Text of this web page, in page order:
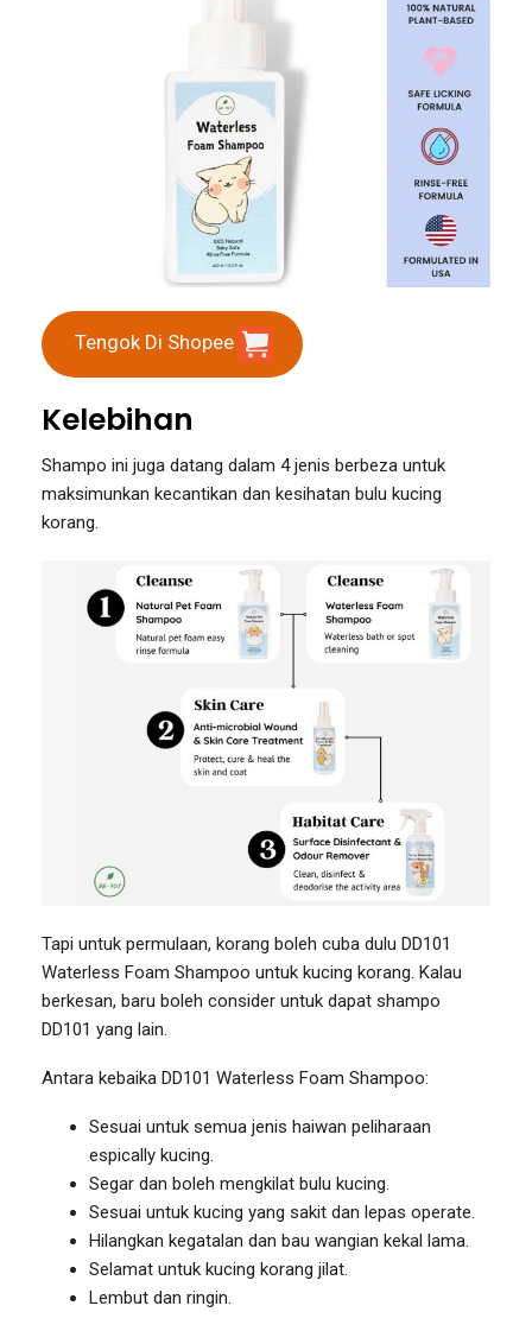
Tengok Di Shopee
Kelebihan
Shampo ini juga datang dalam 4 jenis berbeza untuk
maksimunkan kecantikan dan kesihatan bulu kucing
korang.
Tapi untuk permulaan, korang boleh cuba dulu DD101
Waterless Foam Shampoo untuk kucing korang. Kalau
berkesan, baru boleh consider untuk dapat shampo
DD101 yang lain.
Antara kebaika DD101 Waterless Foam Shampoo:
Sesuai untuk semua jenis haiwan peliharaan
espically kucing.
Segar dan boleh mengkilat bulu kucing.
Sesuai untuk kucing yang sakit dan lepas operate.
Hilangkan kegatalan dan bau wangian kekal lama.
Selamat untuk kucing korang jilat.
Lembut dan ringin.